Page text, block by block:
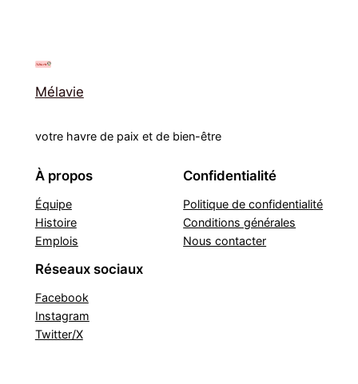
Mélavie
votre havre de paix et de bien-être
À propos
Équipe
Histoire
Emplois
Confidentialité
Politique de confidentialité
Conditions générales
Nous contacter
Réseaux sociaux
Facebook
Instagram
Twitter/X